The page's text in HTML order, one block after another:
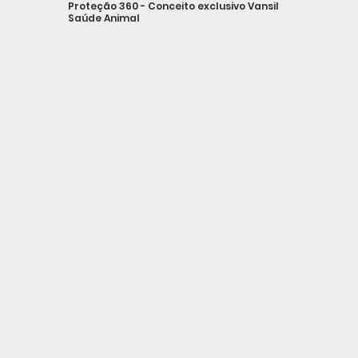
Proteção 360 - Conceito exclusivo Vansil
Saúde Animal